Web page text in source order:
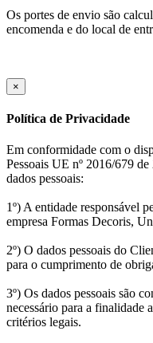
Os portes de envio são
encomenda e do local de
×
Política de Privacidade
Em conformidade com o
Pessoais UE nº 2016/679
dados pessoais:
1º) A entidade responsável
empresa Formas Decoris,
2º) O dados pessoais do
para o cumprimento de
3º) Os dados pessoais são
necessário para a finalidade
critérios legais.